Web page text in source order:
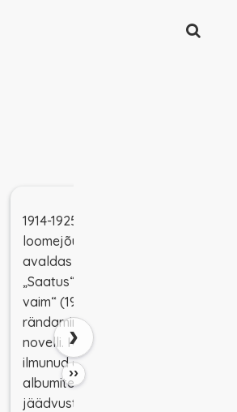
Otsing
1914-1925 oli Tuglas oma
loomejõu kõrgpunktis. Ta
avaldas kolmes raamatus –
„Saatus“ (1917), „Raskuse
vaim“ (1920) ja „Hingede
rändamine“ (1925) –tosinkond
novelli. Kõik lood olid varem
ilmunud ajakirjades või
albumites. Nendes on
jäädvustatud ajastu ängistav
››
›